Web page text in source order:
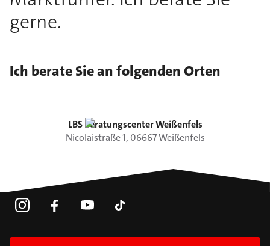
gerne.
Ich berate Sie an folgenden Orten
LBS Beratungscenter Weißenfels
Nicolaistraße1, 06667Weißenfels